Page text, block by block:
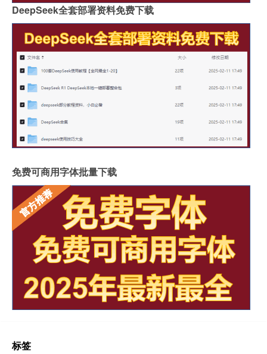
DeepSeek全套部署资料免费下载
免费可商用字体批量下载
标签